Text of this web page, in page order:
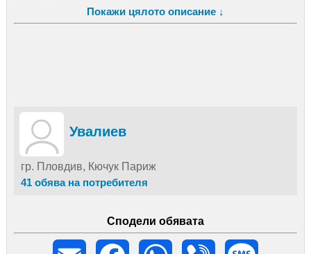
размери: 50/40 см. - цена - 25.70 лв.
№36. Пета снимка, готови рамки със следните
№40. Девета снимка, готови рамки със следните
ряазмери; 50/40 см. - цена - 22.30 лв.
Покажи цялото описание ↓
Увалиев
гр. Пловдив, Кючук Париж
41 обява на потребителя
Сподели обявата
Email
Facebook WhatsApp Viber